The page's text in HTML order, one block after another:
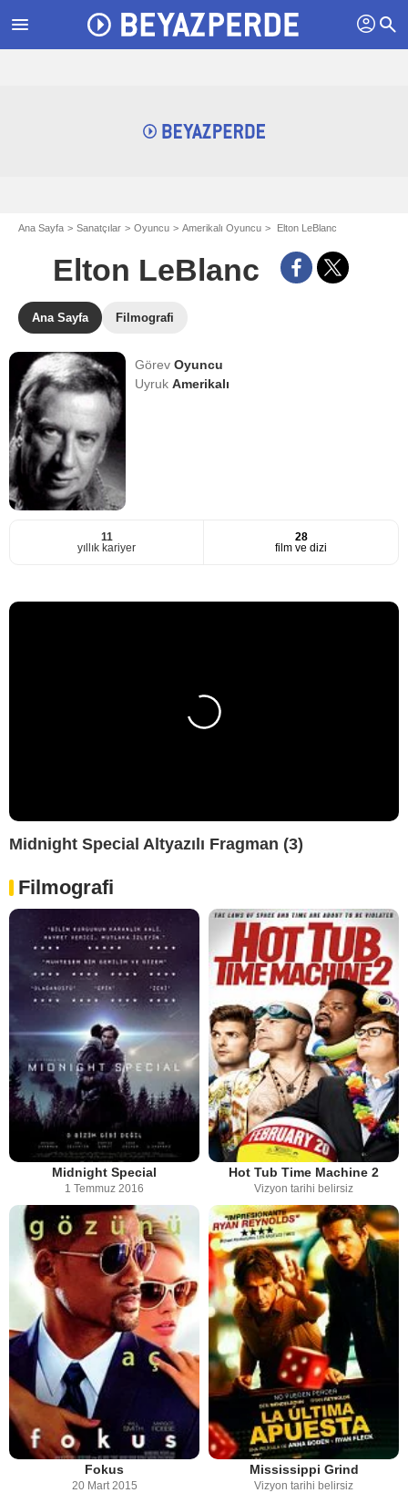
menu profil search
Ana Sayfa Sanatçılar Oyuncu Amerikalı Oyuncu Elton LeBlanc
Elton LeBlanc
Ana Sayfa Filmografi
GörevOyuncu
UyrukAmerikalı
11
yıllık kariyer
28
film ve dizi
Midnight Special Altyazılı Fragman (3)
Filmografi
Midnight Special
1 Temmuz 2016
Hot Tub Time Machine 2
Vizyon tarihi belirsiz
Fokus
20 Mart 2015
Mississippi Grind
Vizyon tarihi belirsiz